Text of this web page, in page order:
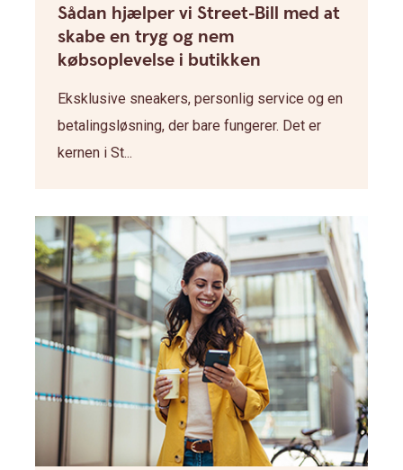
Sådan hjælper vi Street-Bill med at
skabe en tryg og nem
købsoplevelse i butikken
Eksklusive sneakers, personlig service og en
betalingsløsning, der bare fungerer. Det er
kernen i St...